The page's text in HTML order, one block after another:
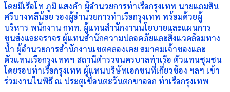
โดยมีเรือโท ภูมิ แสงคำ ผู้อำนวยการท่าเรือกรุงเทพ นายแถมสิน
ศรีบางพลีน้อย รองผู้อำนวยการท่าเรือกรุงเทพ พร้อมด้วยผู้
บริหาร พนักงาน กทท. ผู้แทนสำนักงานนโยบายและแผนการ
ขนส่งและจราจร ผู้แทนสํานักความปลอดภัยและสิ่งแวดล้อมทาง
น้ำ ผู้อำนวยการสำนักงานเขตคลองเตย สมาคมเจ้าของและ
ตัวแทนเรือกรุงเทพฯ สถานีตำรวจนครบาลท่าเรือ ตัวแทนชุมชน
โดยรอบท่าเรือกรุงเทพ ผู้แทนบริษัทเอกชนที่เกี่ยวข้อง ฯลฯ เข้า
ร่วมงานในพิธี ณ ประตูเขื่อนตะวันตกขาออก ท่าเรือกรุงเทพ